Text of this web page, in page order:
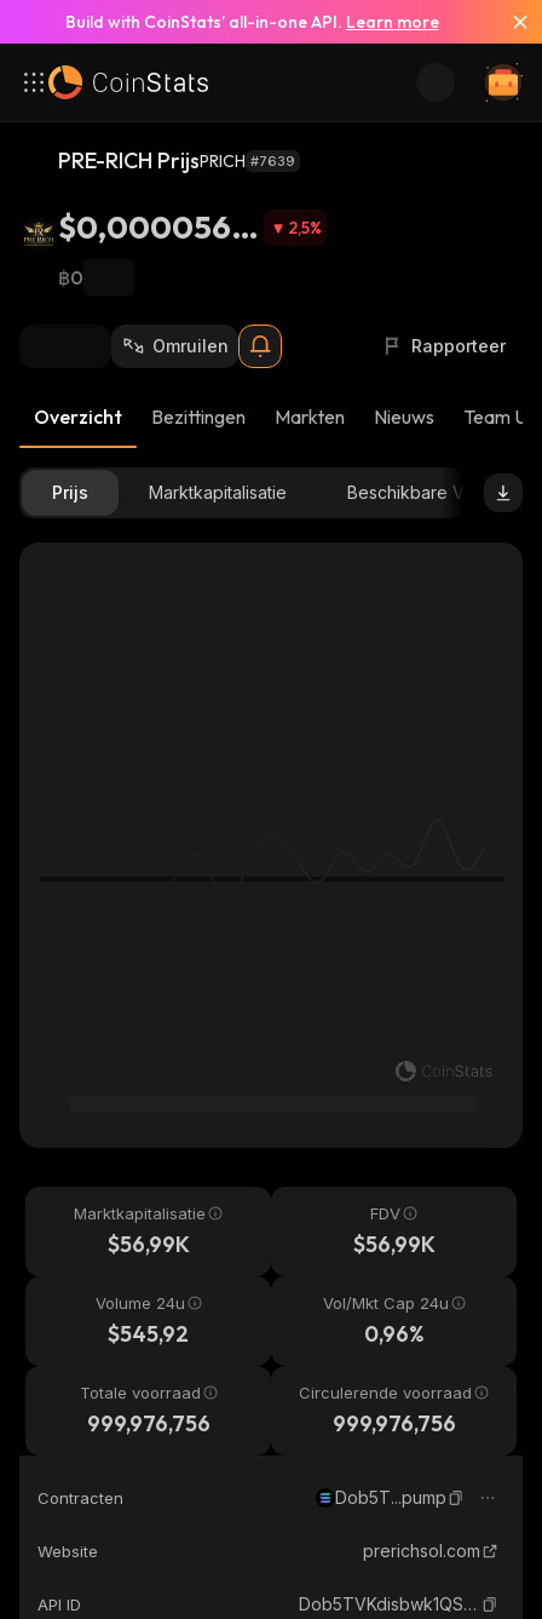
Build with CoinStats’ all-in-one API. Learn more
PRE-RICH PrijsPRICH #7639
$0,0000569
9
2,5%
฿0
Omruilen Rapporteer
Overzicht Bezittingen Markten Nieuws Team
Prijs Marktkapitalisatie Beschikbare Voorraad
Marktkapitalisatie
$56,99K
FDV
$56,99K
Volume 24u
$545,92
Vol/Mkt Cap 24u
0,96%
Totale voorraad
999,976,756
Circulerende voorraad
999,976,756
Contracten Dob5T...pump
Website prerichsol.com
API ID Dob5TVKdisbwk1QSppADF8knxHtLR6DovxHGqaocpump_solana